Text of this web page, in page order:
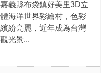
嘉義縣布袋鎮好美里3D立
體海洋世界彩繪村，色彩
繽紛亮麗，近年成為台灣
觀光景...